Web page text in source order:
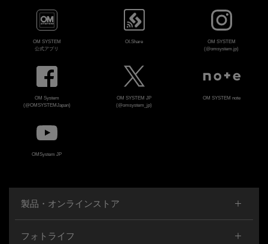
OM SYSTEM
公式アプリ
OI.Share
OM SYSTEM
(@omsystem.jp)
OM System
(@OMSYSTEMJapan)
OM SYSTEM JP
(@omsystem_jp)
OM SYSTEM note
OMSystem JP
製品・オンラインストア
フォトライフ